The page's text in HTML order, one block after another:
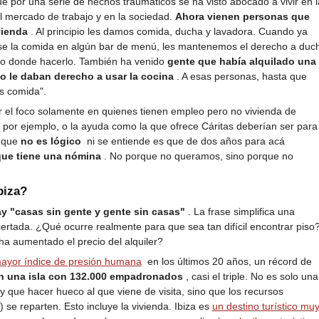
de trabajo y en la sociedad. Ahora vienen personas que
. Al principio les damos comida, ducha y lavadora. Cuando ya
la comida en algún bar de menú, les mantenemos el derecho a
donde hacerlo. También ha venido gente que había alquilado una
le daban derecho a usar la cocina. A esas personas, hasta que
comida".
foco solamente en quienes tienen empleo pero no vivienda de
ejemplo, o la ayuda como la que ofrece Cáritas deberían ser para
no es lógico ni se entiende es que de dos años para acá
tiene una nómina. No porque no queramos, sino porque no
"casas sin gente y gente sin casas" . La frase simplifica una
¿Qué ocurre realmente para que sea tan difícil encontrar
aumentado el precio del alquiler?
índice de presión humanaen los últimos 20 años, un récord de
una isla con 132.000 empadronados, casi el triple. No es solo una
que hacer hueco al que viene de visita, sino que los recursos
reparten. Esto incluye la vivienda. Ibiza es un destino turístico muy